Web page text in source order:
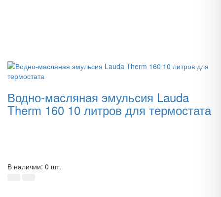
Водно-масляная эмульсия Lauda
Therm 160 10 литров для термостата
В наличии: 0 шт.